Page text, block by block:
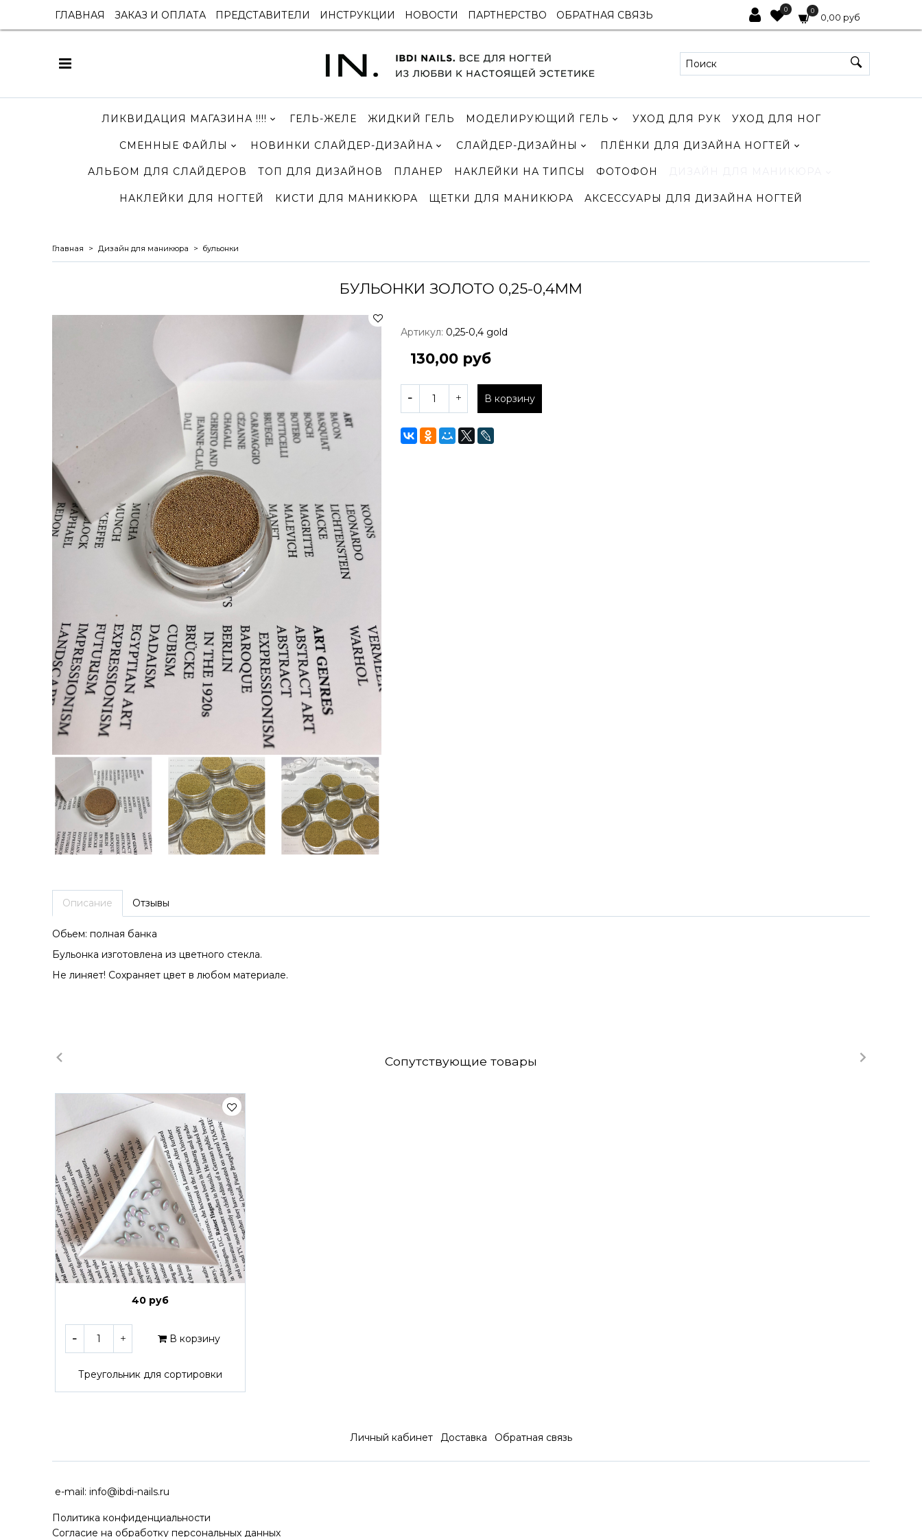
ГЛАВНАЯ ЗАКАЗ И ОПЛАТА ПРЕДСТАВИТЕЛИ ИНСТРУКЦИИ НОВОСТИ ПАРТНЕРСТВО ОБРАТНАЯ СВЯЗЬ 0 0
0,00 руб
ЛИКВИДАЦИЯ МАГАЗИНА !!!! ГЕЛЬ-ЖЕЛЕ ЖИДКИЙ ГЕЛЬ МОДЕЛИРУЮЩИЙ ГЕЛЬ УХОД ДЛЯ РУК УХОД ДЛЯ НОГ
СМЕННЫЕ ФАЙЛЫ НОВИНКИ СЛАЙДЕР-ДИЗАЙНА СЛАЙДЕР-ДИЗАЙНЫ ПЛЁНКИ ДЛЯ ДИЗАЙНА НОГТЕЙ
АЛЬБОМ ДЛЯ СЛАЙДЕРОВ ТОП ДЛЯ ДИЗАЙНОВ ПЛАНЕР НАКЛЕЙКИ НА ТИПСЫ ФОТОФОН
НАКЛЕЙКИ ДЛЯ НОГТЕЙ КИСТИ ДЛЯ МАНИКЮРА ЩЕТКИ ДЛЯ МАНИКЮРА АКСЕССУАРЫ ДЛЯ ДИЗАЙНА НОГТЕЙ
Главная Дизайн для маникюра бульонки
БУЛЬОНКИ ЗОЛОТО 0,25-0,4ММ
Артикул: 0,25-0,4 gold
130,00 руб
В корзину
Описание
Обьем: полная банка
Бульонка изготовлена из цветного стекла.
Не линяет! Сохраняет цвет в любом материале.
Отзывы
Сопутствующие товары
40 руб
В корзину
Треугольник для сортировки
Личный кабинет Доставка Обратная связь
e-mail: info@ibdi-nails.ru
Политика конфиденциальности
Согласие на обработку персональных данных